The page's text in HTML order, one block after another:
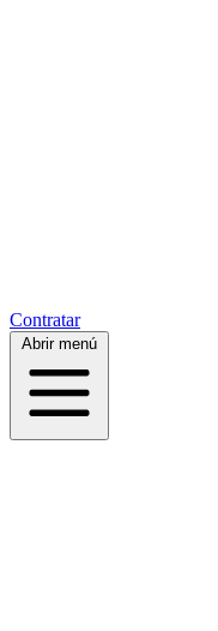
Contratar
Abrir menú